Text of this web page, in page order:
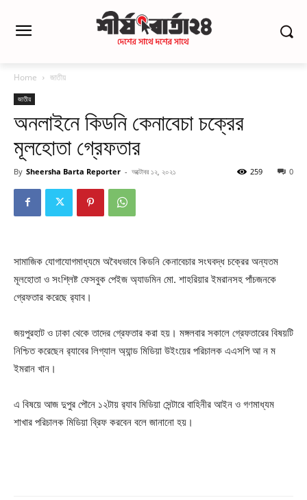
Home জাতীয়
জাতীয়
অনলাইনে কিডনি কেনাবেচা চক্রের
মূলহোতা গ্রেফতার
By Sheersha Barta Reporter - অক্টোবর ১২, ২০২১ 0
259
সামাজিক যোগাযোগমাধ্যমে অবৈধভাবে কিডনি কেনাবেচার সংঘবদ্ধ চক্রের অন্যতম
মূলহোতা ও সংশ্লিষ্ট ফেসবুক পেইজ অ্যাডমিন মো. শাহরিয়ার ইমরানসহ পাঁচজনকে
গ্রেফতার করেছে র‌্যাব।
জয়পুরহাট ও ঢাকা থেকে তাদের গ্রেফতার করা হয়। মঙ্গলবার সকালে গ্রেফতারের বিষয়টি
নিশ্চিত করেছেন র‍্যাবের লিগ্যাল অ্যান্ড মিডিয়া উইংয়ের পরিচালক এএসপি আ ন ম
ইমরান খান।
এ বিষয়ে আজ দুপুর পৌনে ১২টায় র‌্যাব মিডিয়া সেন্টারে বাহিনীর আইন ও গণমাধ্যম
শাখার পরিচালক মিডিয়া ব্রিফ করবেন বলে জানানো হয়।